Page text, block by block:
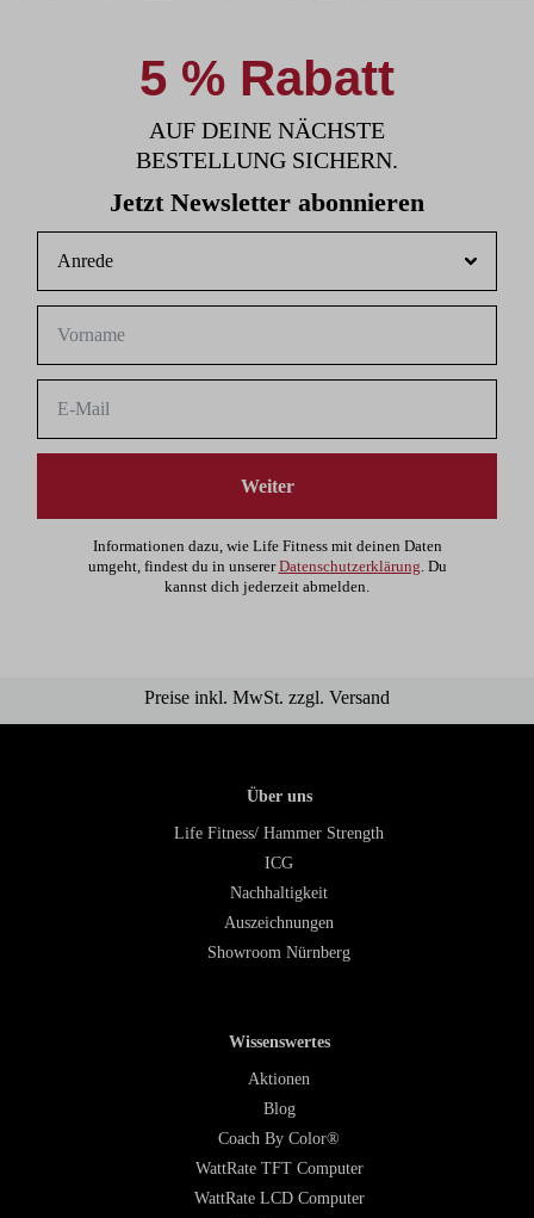
5 % Rabatt
AUF DEINE NÄCHSTE
BESTELLUNG SICHERN.
Jetzt Newsletter abonnieren
Weiter
Informationen dazu, wie Life Fitness mit deinen Daten
umgeht, findest du in unsererDatenschutzerklärung. Du
kannst dich jederzeit abmelden.
Preise inkl. MwSt. zzgl. Versand
Über uns
Life Fitness/ Hammer Strength
ICG
Nachhaltigkeit
Auszeichnungen
Showroom Nürnberg
Wissenswertes
Aktionen
Blog
Coach By Color®
WattRate TFT Computer
WattRate LCD Computer